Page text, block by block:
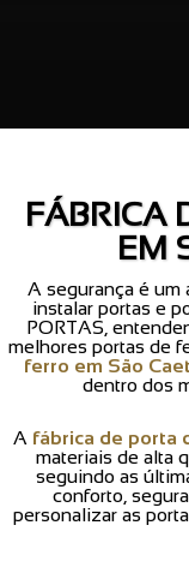
FÁBRICA
EM
A segurança é um
instalar portas e
PORTAS,
melhores portas de
ferro em São
dentro dos
A fábrica de porta
materiais de alta
seguindo as
conforto,
personalizar as